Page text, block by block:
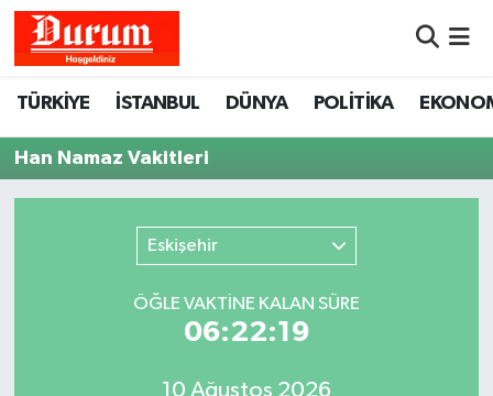
TÜRKİYE İSTANBUL DÜNYA POLİTİKA
Han Namaz Vakitleri
Eskişehir
ÖĞLE VAKTİNE KALAN SÜRE
06:22:19
10 Ağustos 2026
Hava Durumu
Namaz Vakitleri
Trafik Durumu
Süper Lig Puan Durumu ve Fikstür